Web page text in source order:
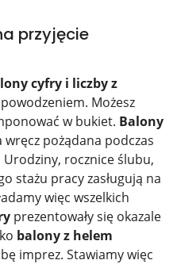
przyjęcie
cyfry i liczby z
Możesz
w bukiet. Balony
pożądana podczas
rocznice ślubu,
stażu pracy zasługują na
więc wszelkich
prezentowały się okazale
balony z helem
imprez. Stawiamy więc